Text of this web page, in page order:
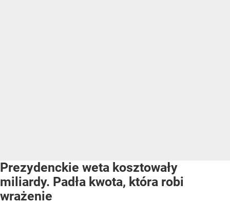
Prezydenckie weta kosztowały
miliardy. Padła kwota, która robi
wrażenie